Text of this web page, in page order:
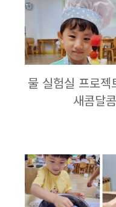
물 실험실 프로
새콤달